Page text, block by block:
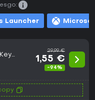
Launcher
29,99 €
1,55 €
-94%